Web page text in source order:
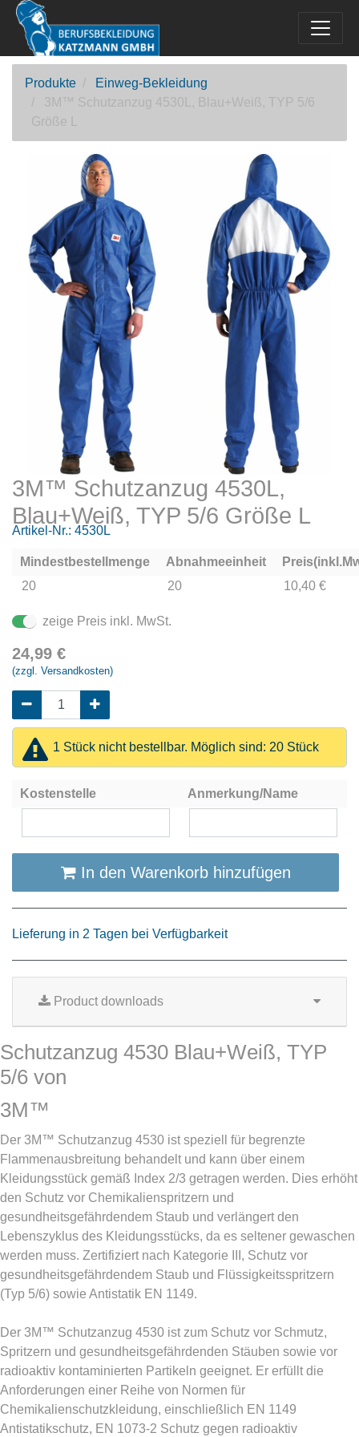
Produkte
Einweg-Bekleidung
3M™ Schutzanzug 4530L, Blau+Weiß, TYP 5/6
Größe L
3M™ Schutzanzug 4530L,
Blau+Weiß, TYP 5/6 Größe L
Artikel-Nr.: 4530L
Mindestbestellmenge Abnahmeeinheit
20
20 10,40 €
zeige Preis inkl. MwSt.
24,99 €
(zzgl. Versandkosten)
1 Stück nicht bestellbar. Möglich sind: 20 Stück
Kostenstelle Anmerkung/Name
In den Warenkorb hinzufügen
Lieferung in 2 Tagen bei Verfügbarkeit
Product downloads
Schutzanzug 4530 Blau+Weiß, TYP
5/6 von
3M™
Der 3M™ Schutzanzug 4530 ist speziell für begrenzte
Flammenausbreitung behandelt und kann über einem
Kleidungsstück gemäß Index 2/3 getragen werden. Dies erhöht
den Schutz vor Chemikalienspritzern und
gesundheitsgefährdendem Staub und verlängert den
Lebenszyklus des Kleidungsstücks, da es seltener gewaschen
werden muss. Zertifiziert nach Kategorie III, Schutz vor
gesundheitsgefährdendem Staub und Flüssigkeitsspritzern
(Typ 5/6) sowie Antistatik EN 1149.
Der 3M™ Schutzanzug 4530 ist zum Schutz vor Schmutz,
Spritzern und gesundheitsgefährdenden Stäuben sowie vor
radioaktiv kontaminierten Partikeln geeignet. Er erfüllt die
Anforderungen einer Reihe von Normen für
Chemikalienschutzkleidung, einschließlich EN 1149
Antistatikschutz, EN 1073-2 Schutz gegen radioaktiv